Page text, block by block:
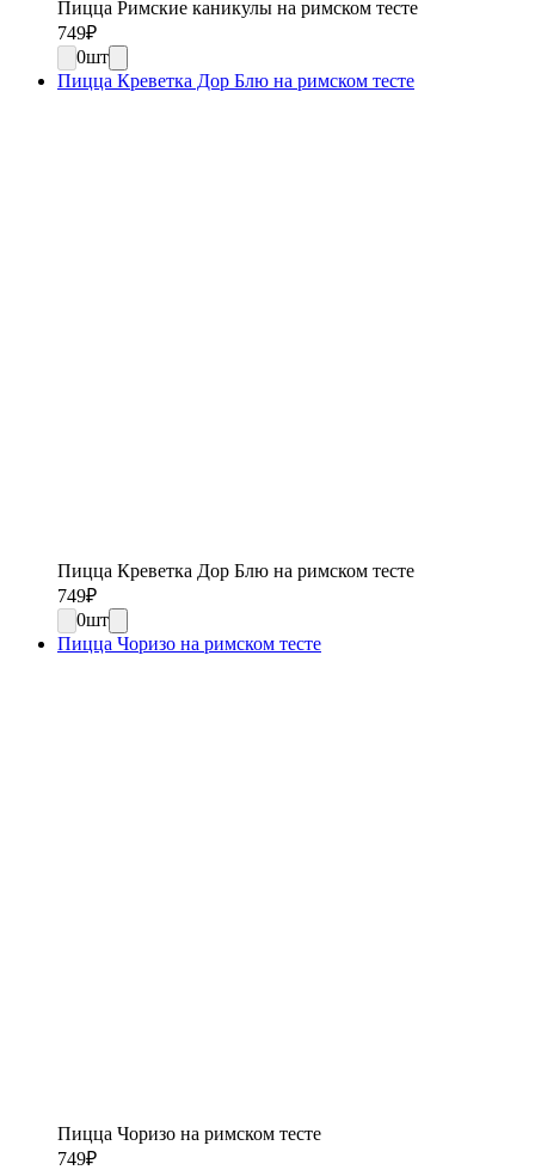
Пицца Римские каникулы на римском тесте
749₽
0шт
Пицца Креветка Дор Блю на римском тесте
Пицца Креветка Дор Блю на римском тесте
749₽
0шт
Пицца Чоризо на римском тесте
Пицца Чоризо на римском тесте
749₽